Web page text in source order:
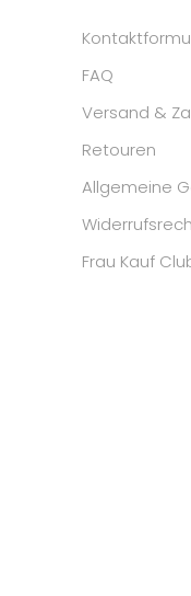
FAQ
Versand &
Retouren
Allgemeine
Frau Kauf